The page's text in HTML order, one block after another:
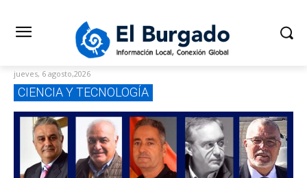
jueves, 6 agosto,2026
CIENCIA Y TECNOLOGÍA